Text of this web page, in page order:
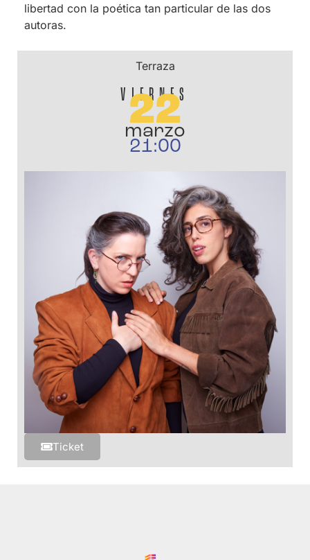
libertad con la poética tan particular de las dos
autoras.
Terraza
VIERNES
22
marzo
21:00
Ticket